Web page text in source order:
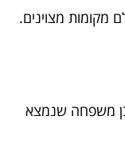
מקומות מצוינים.
משפחה שנמצא